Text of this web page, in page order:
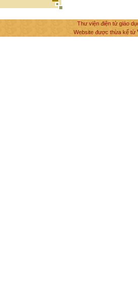
Thư viện điện tử giáo
Website được thừa kế từ